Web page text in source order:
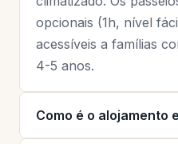
opcionais (1h, nível
acessíveis a famílias
4-5 anos.
Como é o alojamento